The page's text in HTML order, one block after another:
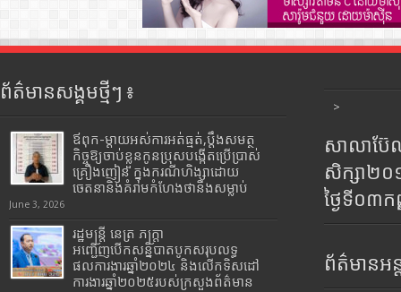
ព័ត៌មានសង្គមថ្មីៗ ៖
ឪពុក-ម្ដាយអស់ការអត់ធ្មត់,ប្ដឹងសមត្ថ
កិច្ចឱ្យចាប់ខ្លួនកូនប្រុសបង្កើតប្រើប្រាស់
គ្រឿងញៀន ក្នុងករណីហិង្សាដោយ
ចេតនានិងគំរាមកំហែងថានឹងសម្លាប់
June 3, 2026
រដ្ឋមន្រ្តី​ នេត្រ​ ភក្ត្រា​
អញ្ជើញបើកសន្និបាតបូកសរុបលទ្ធ
ផលការងារឆ្នាំ២០២៤ និងលើកទិសដៅ
ការងារឆ្នាំ២០២៥របស់​ក្រសួង​ព័ត៌មាន​
>
សាលាប៊ែ
សិក្សា២
ថ្ងៃទី០៣
ព័ត៌មានអន្